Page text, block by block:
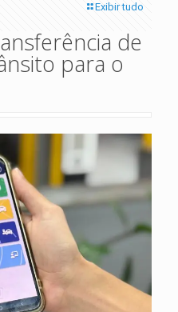
Exibir tudo
de
para o